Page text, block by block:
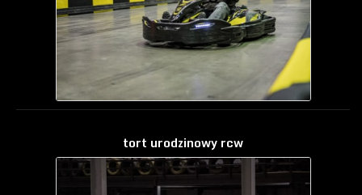
tort urodzinowy rcw